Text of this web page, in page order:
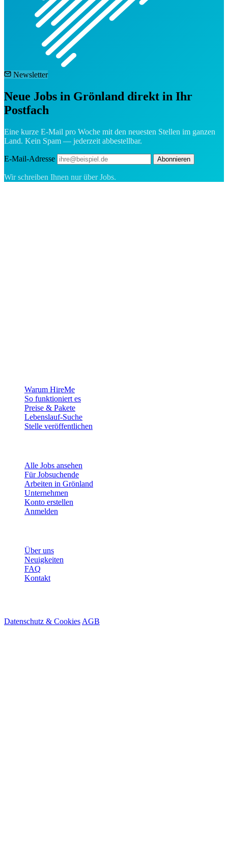
Newsletter
Neue Jobs in Grönland direkt in Ihr
Postfach
Eine kurze E-Mail pro Woche mit den neuesten Stellen im ganzen
Land. Kein Spam — jederzeit abbestellbar.
E-Mail-Adresse Abonnieren
Wir schreiben Ihnen nur über Jobs.
Warum HireMe
So funktioniert es
Preise & Pakete
Lebenslauf-Suche
Stelle veröffentlichen
Alle Jobs ansehen
Für Jobsuchende
Arbeiten in Grönland
Unternehmen
Konto erstellen
Anmelden
Über uns
Neuigkeiten
FAQ
Kontakt
Datenschutz & Cookies AGB